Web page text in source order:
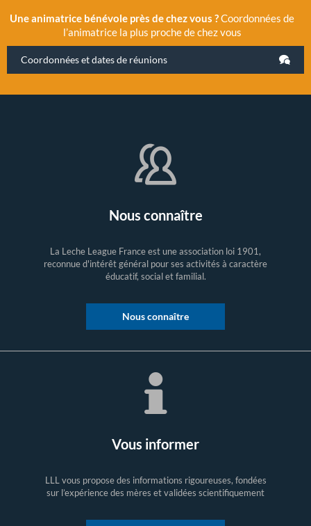
Une animatrice bénévole près de chez vous ?Coordonnées de
l’animatrice la plus proche de chez vous
Coordonnées et dates de réunions
Nous connaître
La Leche League France est une association loi 1901,
reconnue d'intérêt général pour ses activités à caractère
éducatif, social et familial.
Nous connaître
Vous informer
LLL vous propose des informations rigoureuses, fondées
sur l’expérience des mères et validées scientifiquement